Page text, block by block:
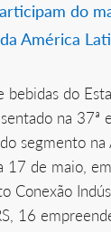
do
América
do
na 37ª
segmento na
de maio, em
Conexão
16